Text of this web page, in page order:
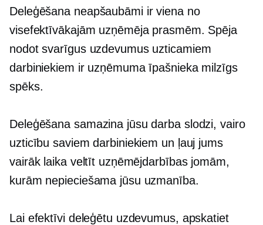
Deleģēšana neapšaubāmi ir viena no
visefektīvākajām uzņēmēja prasmēm. Spēja
nodot svarīgus uzdevumus uzticamiem
darbiniekiem ir uzņēmuma īpašnieka milzīgs
spēks.
Deleģēšana samazina jūsu darba slodzi, vairo
uzticību saviem darbiniekiem un ļauj jums
vairāk laika veltīt uzņēmējdarbības jomām,
kurām nepieciešama jūsu uzmanība.
Lai efektīvi deleģētu uzdevumus, apskatiet